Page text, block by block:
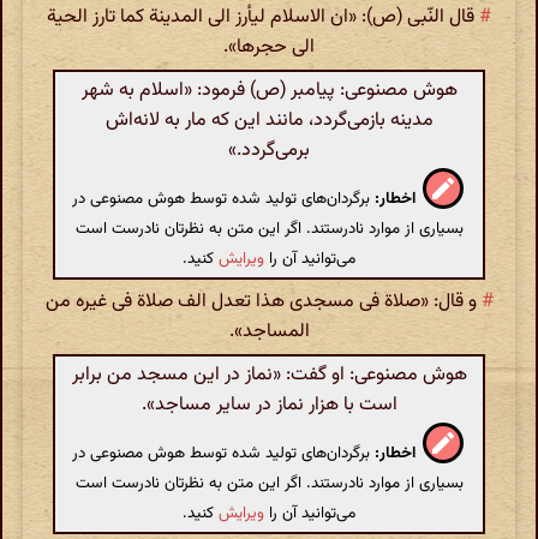
# قال النّبی (ص): «ان الاسلام لیأرز الی المدینة کما تارز الحیة
الی حجرها».
هوش مصنوعی: پیامبر (ص) فرمود: «اسلام به شهر
مدینه بازمی‌گردد، مانند این که مار به لانه‌اش
برمی‌گردد.»
اخطار: برگردان‌های تولید شده توسط هوش مصنوعی در
بسیاری از موارد نادرستند. اگر این متن به نظرتان نادرست است
می‌توانید آن را ویرایشکنید.
# و قال: «صلاة فی مسجدی هذا تعدل الف صلاة فی غیره من
المساجد».
هوش مصنوعی: او گفت: «نماز در این مسجد من برابر
است با هزار نماز در سایر مساجد».
اخطار: برگردان‌های تولید شده توسط هوش مصنوعی در
بسیاری از موارد نادرستند. اگر این متن به نظرتان نادرست است
می‌توانید آن را ویرایشکنید.